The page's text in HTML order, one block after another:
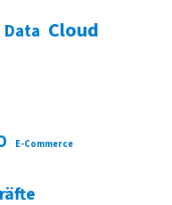
Data Cloud
E-Commerce